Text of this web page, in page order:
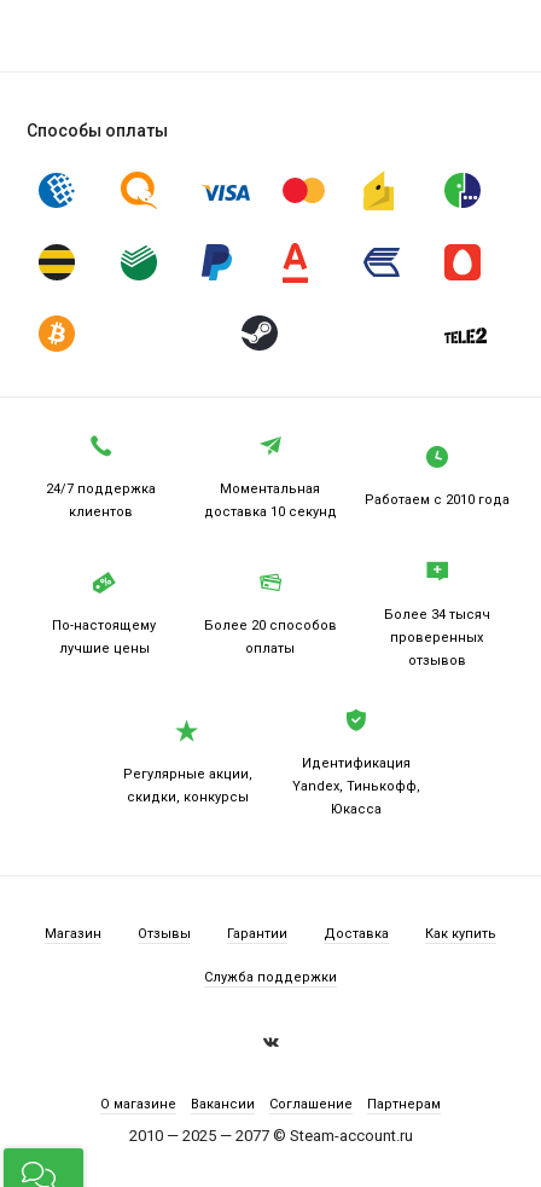
Способы оплаты
24/7 поддержка
клиентов
Моментальная
доставка 10 секунд
Работаем с 2010 года
По-настоящему
лучшие цены
Более 20 способов
оплаты
Более 34 тысяч
проверенных
отзывов
Регулярные акции,
скидки, конкурсы
Идентификация
Yandex, Тинькофф,
Юкасса
Магазин Отзывы Гарантии Доставка Как купить
Служба поддержки
2010 — 2025 — 2077 © Steam-account.ru
О магазине Вакансии Соглашение Партнерам